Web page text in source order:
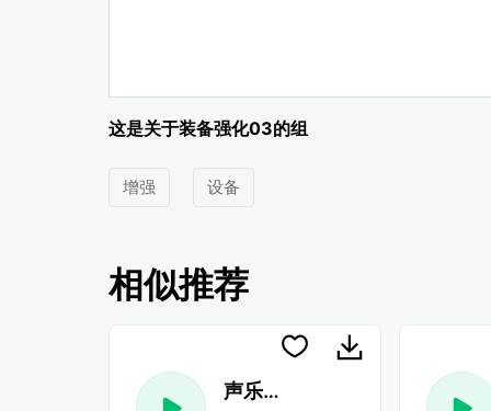
这是关于装备强化03的组
增强 设备
相似推荐
声乐民谣